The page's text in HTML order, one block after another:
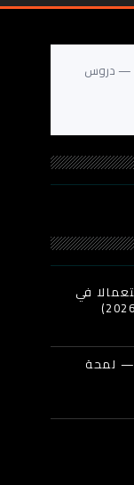
— دروس
استعمالا في
— لمحة